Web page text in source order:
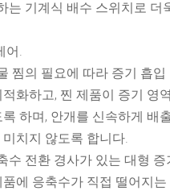
는 기계식 배수 스위치로 더
어.
찜의 필요에 따라 증기 흡입
화하고, 찐 제품이 증기 영
하며, 안개를 신속하게 배
치지 않도록 합니다.
수 전환 경사가 있는 대형 증
에 응축수가 직접 떨어지는